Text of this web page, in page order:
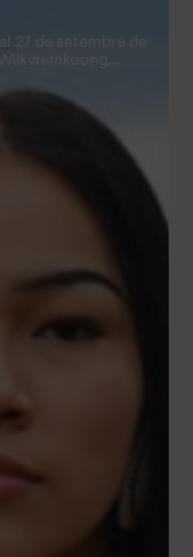
27 de setembre de